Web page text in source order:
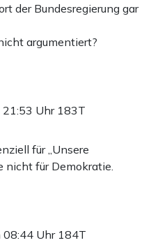
der Bundesregierung gar
argumentiert?
21:53 Uhr 183T
für „Unsere
nicht für Demokratie.
08:44 Uhr 184T